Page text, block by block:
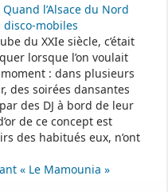
l’Alsace du Nord
mobiles
du XXIe siècle, c’était
lorsque l’on voulait
: dans plusieurs
des soirées dansantes
des DJ à bord de leur
de ce concept est
des habitués eux, n’ont
« Le Mamounia »